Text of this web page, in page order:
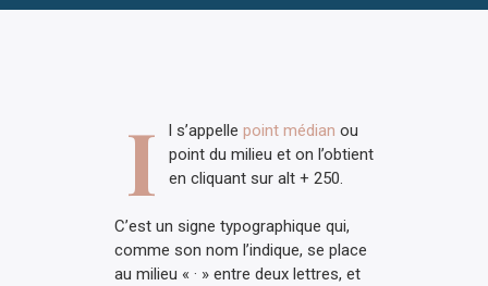
I l s’appelle point médian ou
point du milieu et on l’obtient
en cliquant sur alt + 250.
C’est un signe typographique qui,
comme son nom l’indique, se place
au milieu « · » entre deux lettres, et